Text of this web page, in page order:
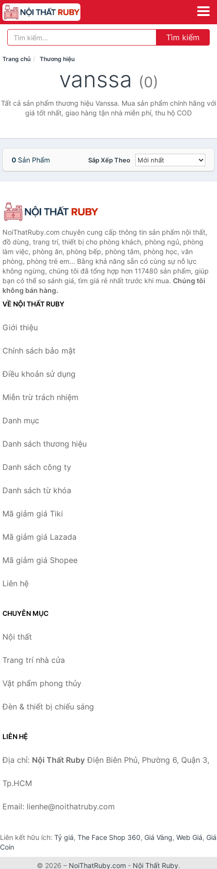
Tìm kiếm
Trang chủ Thương hiệu
vanssa (0)
Tất cả sản phẩm thương hiệu Vanssa. Mua sản phẩm chính hãng với
giá tốt nhất, giao hàng tận nhà miễn phí, thu hộ COD
0 Sản Phẩm Sắp Xếp Theo
NoiThatRuby.com chuyên cung cấp thông tin sản phẩm nội thất,
đồ dùng, trang trí, thiết bị cho phòng khách, phòng ngủ, phòng
làm việc, phòng ăn, phòng bếp, phòng tắm, phòng học, văn
phòng, phòng trẻ em... Bằng khả năng sẵn có cùng sự nỗ lực
không ngừng, chúng tôi đã tổng hợp hơn 117480 sản phẩm, giúp
bạn có thể so sánh giá, tìm giá rẻ nhất trước khi mua. Chúng tôi
không bán hàng.
VỀ NỘI THẤT RUBY
Giới thiệu
Chính sách bảo mật
Điều khoản sử dụng
Miễn trừ trách nhiệm
Danh mục
Danh sách thương hiệu
Danh sách công ty
Danh sách từ khóa
Mã giảm giá Tiki
Mã giảm giá Lazada
Mã giảm giá Shopee
Liên hệ
CHUYÊN MỤC
Nội thất
Trang trí nhà cửa
Vật phẩm phong thủy
Đèn & thiết bị chiếu sáng
LIÊN HỆ
Địa chỉ: Nội Thất Ruby Điện Biên Phủ, Phường 6, Quận 3,
Tp.HCM
Email: lienhe@noithatruby.com
Liên kết hữu ích: Tỷ giá, The Face Shop 360, Giá Vàng, Web Giá, Giá
Coin
© 2026 – NoiThatRuby.com - Nội Thất Ruby.